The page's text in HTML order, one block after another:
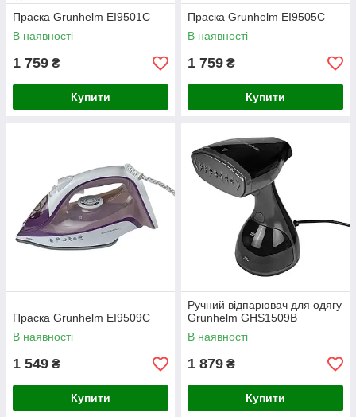
Праска Grunhelm EI9501С
В наявності
1 759 ₴
Купити
Праска Grunhelm EI9505С
В наявності
1 759 ₴
Купити
Праска Grunhelm EІ9509С
В наявності
1 549 ₴
Купити
Ручний відпарювач для одягу
Grunhelm GHS1509B
В наявності
1 879 ₴
Купити